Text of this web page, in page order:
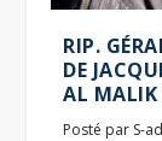
RIP.
DE
AL MALIK
Posté par S-